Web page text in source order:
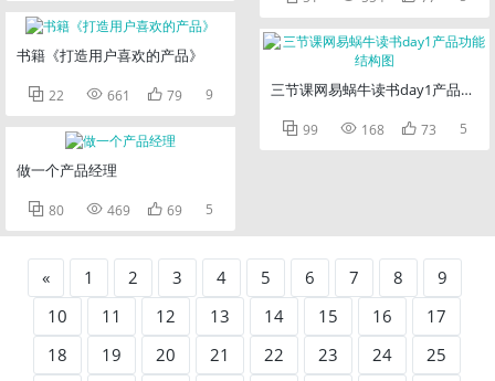
书籍《打造用户喜欢的产品》
 22  661  79 9
做一个产品经理
 80  469  69 5
三节课网易蜗牛读书day1产品功能
 99  168  73 5
« 1 2 3 4 5 6 7 8
9
10
11 12 13 14 15 16
17
18
19 20 21 22 23 24
25